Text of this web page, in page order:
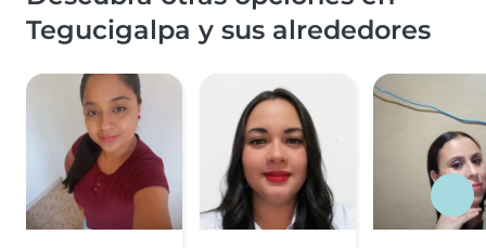
Tegucigalpa y sus alrededores